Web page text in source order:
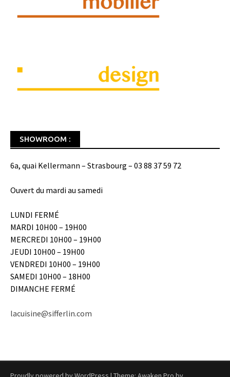
SHOWROOM :
6a, quai Kellermann – Strasbourg – 03 88 37 59 72
Ouvert du mardi au samedi
LUNDI FERMÉ
MARDI 10H00 – 19H00
MERCREDI 10H00 – 19H00
JEUDI 10H00 – 19H00
VENDREDI 10H00 – 19H00
SAMEDI 10H00 – 18H00
DIMANCHE FERMÉ
lacuisine@sifferlin.com